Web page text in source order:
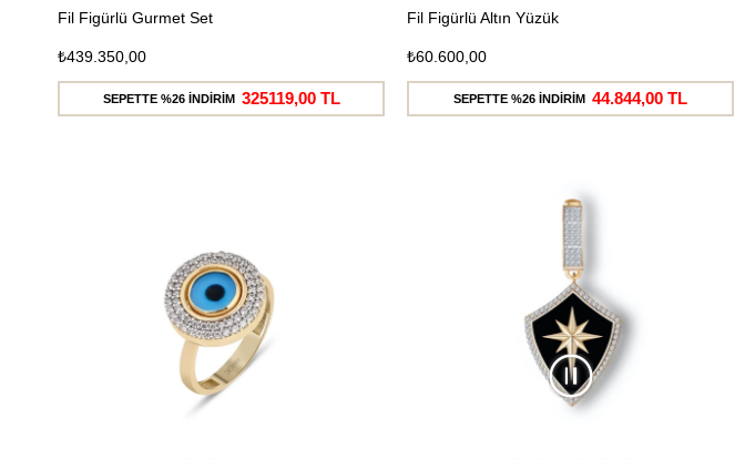
Fil Figürlü Gurmet Set
₺439.350,00
SEPETTE %26 İNDİRİM 325119,00 TL
Fil Figürlü Altın Yüzük
₺60.600,00
SEPETTE %26 İNDİRİM 44.844,00 TL